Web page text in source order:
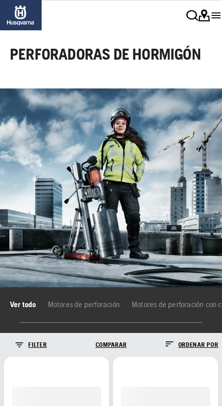
PERFORADORAS DE HORMIGÓN
Ver todo Motores de perforación
FILTER COMPARAR ORDENAR POR